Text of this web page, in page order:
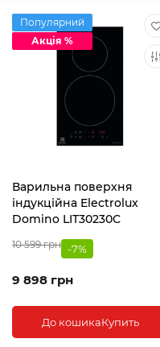
Популярний
Акція %
Варильна поверхня
індукційна Electrolux
Domino LIT30230C
10 599 грн -7%
9 898 грн
До кошикаКупить